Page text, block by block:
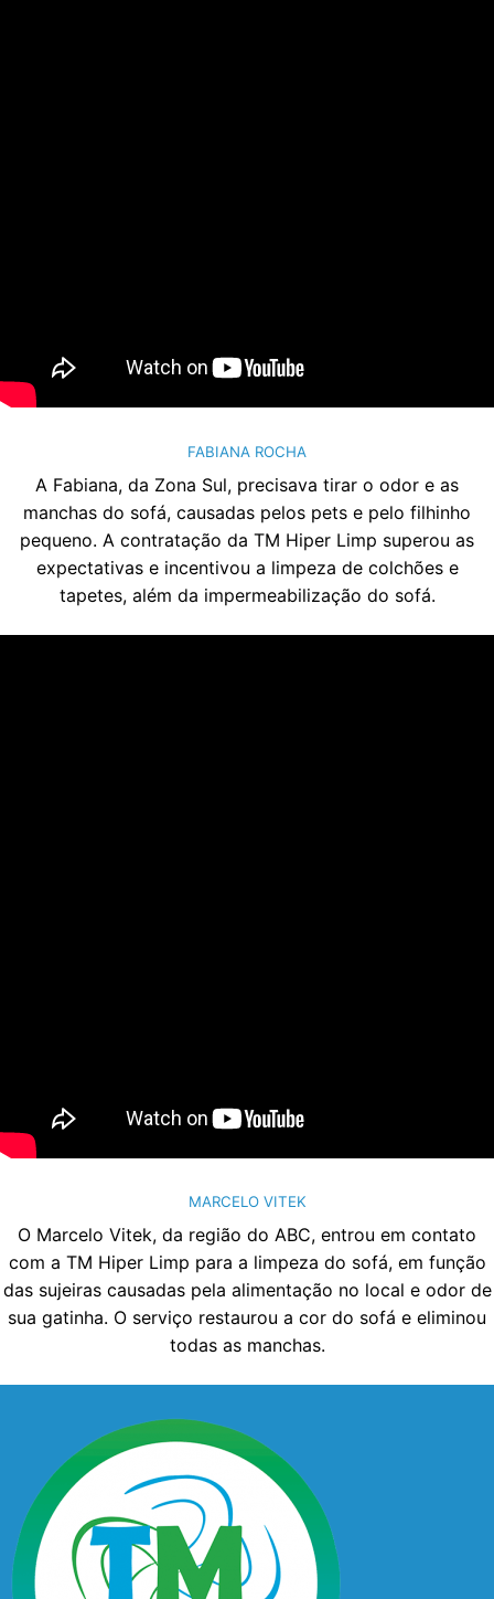
FABIANA ROCHA
A Fabiana, da Zona Sul, precisava tirar o odor e as
manchas do sofá, causadas pelos pets e pelo filhinho
pequeno. A contratação da TM Hiper Limp superou as
expectativas e incentivou a limpeza de colchões e
tapetes, além da impermeabilização do sofá.
MARCELO VITEK
O Marcelo Vitek, da região do ABC, entrou em contato
com a TM Hiper Limp para a limpeza do sofá, em função
das sujeiras causadas pela alimentação no local e odor de
sua gatinha. O serviço restaurou a cor do sofá e eliminou
todas as manchas.